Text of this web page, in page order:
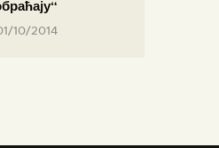
10/2014